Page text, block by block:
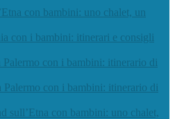
con bambini: uno chalet, un
con i bambini: itinerari e consigli
Palermo con i bambini: itinerario di
Palermo con i bambini: itinerario di
sull’Etna con bambini: uno chalet,